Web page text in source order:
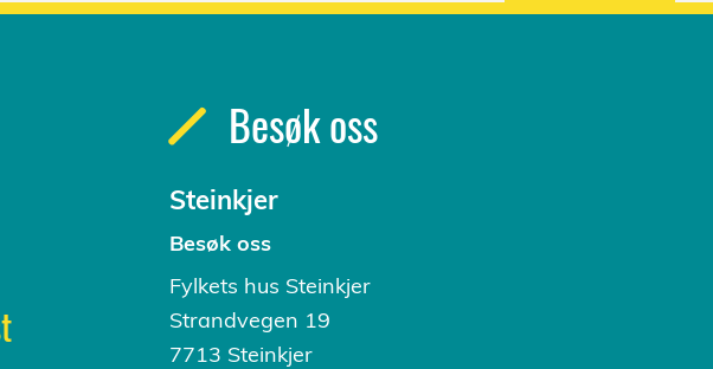
Besøk oss
Steinkjer
Besøk oss
Fylkets hus Steinkjer
Strandvegen 19
7713 Steinkjer